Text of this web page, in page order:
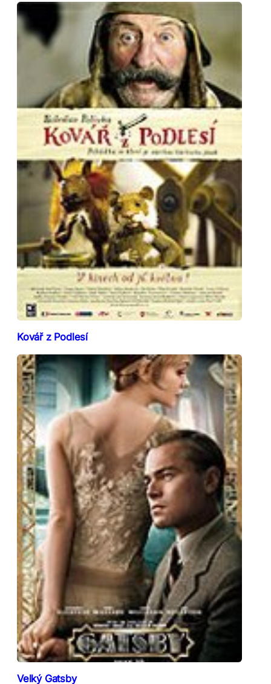
Kovář z Podlesí
Velký Gatsby